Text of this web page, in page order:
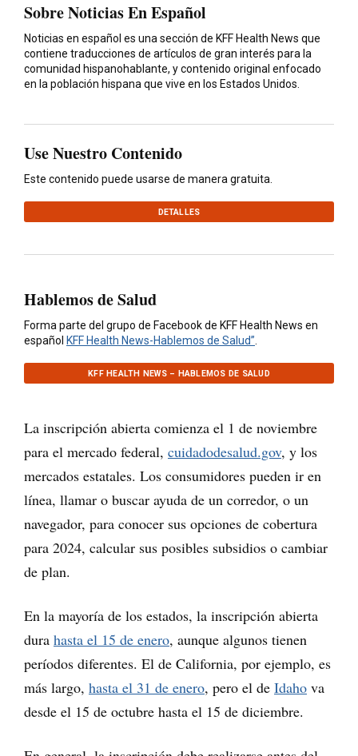
Sobre Noticias En Español
Noticias en español es una sección de KFF Health News que
contiene traducciones de artículos de gran interés para la
comunidad hispanohablante, y contenido original enfocado
en la población hispana que vive en los Estados Unidos.
Use Nuestro Contenido
Este contenido puede usarse de manera gratuita.
DETALLES
Hablemos de Salud
Forma parte del grupo de Facebook de KFF Health News en
español KFF Health News-Hablemos de Salud”.
KFF HEALTH NEWS – HABLEMOS DE SALUD
La inscripción abierta comienza el 1 de noviembre
para el mercado federal, cuidadodesalud.gov, y los
mercados estatales. Los consumidores pueden ir en
línea, llamar o buscar ayuda de un corredor, o un
navegador, para conocer sus opciones de cobertura
para 2024, calcular sus posibles subsidios o cambiar
de plan.
En la mayoría de los estados, la inscripción abierta
dura hasta el 15 de enero, aunque algunos tienen
períodos diferentes. El de California, por ejemplo, es
más largo, hasta el 31 de enero, pero el de Idaho va
desde el 15 de octubre hasta el 15 de diciembre.